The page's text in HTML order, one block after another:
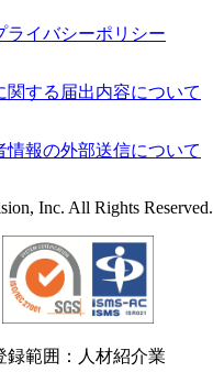
ライバシーポリシー
関する届出内容について
情報の外部送信について
Inc. All Rights Reserved.
録範囲：人材紹介業